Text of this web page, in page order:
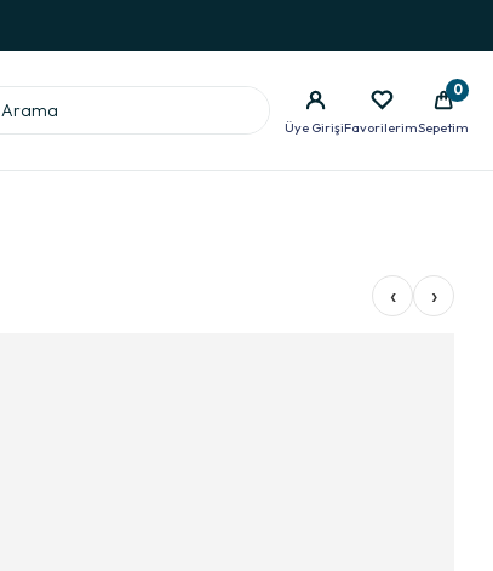
Üye GirişiFavorilerimSepetim
0
‹ ›